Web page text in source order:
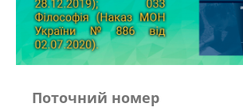
Поточний номер